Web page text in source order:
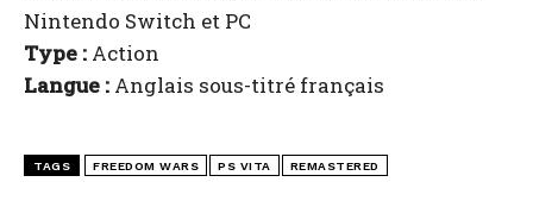
Nintendo Switch et PC
Type : Action
Langue : Anglais sous-titré français
TAGS FREEDOM WARS PS VITA REMASTERED